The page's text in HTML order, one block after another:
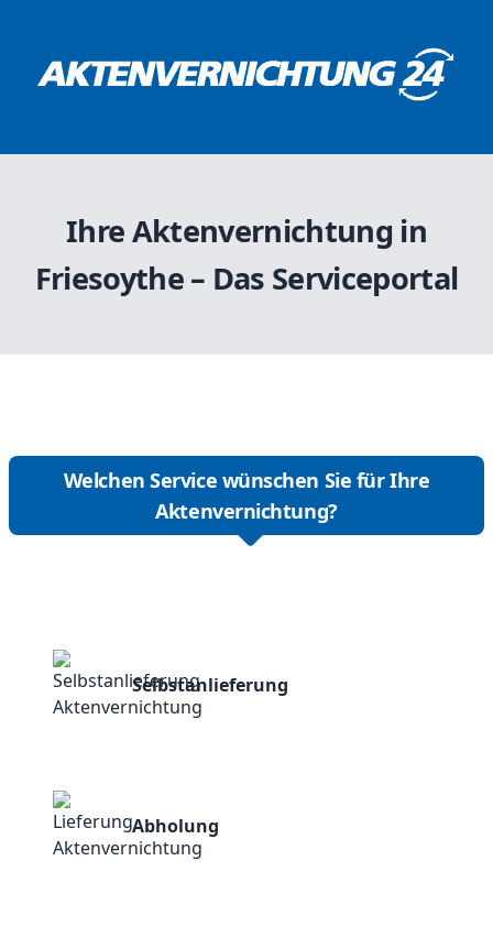
Ihre Aktenvernichtung in
Friesoythe – Das Serviceportal
Welchen Service wünschen Sie für Ihre
Aktenvernichtung?
Selbstanlieferung
Abholung